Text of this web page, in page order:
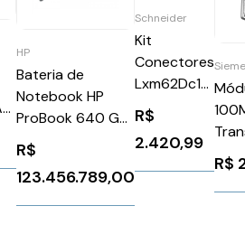
HP
Bateria de
Notebook HP
ProBook 640 G8
RH03XL
R$
123.456.789,00
Schneider
Kit
Conectores
Lxm62Dc13
Sd -
Schneider
VW3E6052
R$
2.420,99
R$